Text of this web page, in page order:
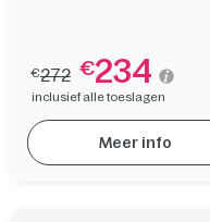
€272 €234
inclusief alle toeslagen
Meer info